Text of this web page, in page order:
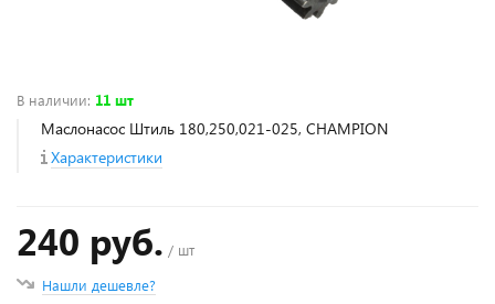
В наличии: 11 шт
Маслонасос Штиль 180,250,021-025, CHAMPION
Характеристики
240 руб. / шт
Нашли дешевле?